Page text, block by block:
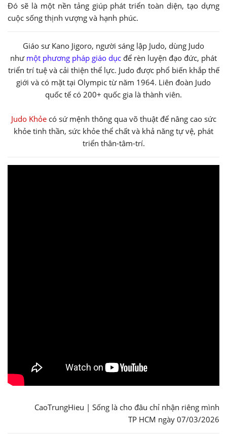
Đó sẽ là một nền tảng giúp phát triển toàn diện, tạo dựng
cuộc sống thịnh vượng và hạnh phúc.
Giáo sư Kano Jigoro, người sáng lập Judo, dùng Judo
như một phương pháp giáo dục để rèn luyện đạo đức, phát
triển trí tuệ và cải thiện thể lực. Judo được phổ biến khắp thế
giới và có mặt tại Olympic từ năm 1964. Liên đoàn Judo
quốc tế có 200+ quốc gia là thành viên.
Judo Khỏecó sứ mệnh thông qua võ thuật để nâng cao sức
khỏe tinh thần, sức khỏe thể chất và khả năng tự vệ, phát
triển thân-tâm-trí.
CaoTrungHieu | Sống là cho đâu chỉ nhận riêng mình
TP HCM ngày 07/03/2026